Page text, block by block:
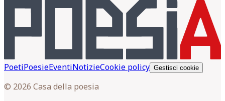
PoetiPoesieEventiNotizieCookie policy Gestisci cookie
© 2026 Casa della poesia